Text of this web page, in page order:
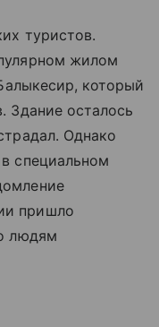
туристов.
жилом
который
Здание осталось
Однако
в специальном
пришло
людям